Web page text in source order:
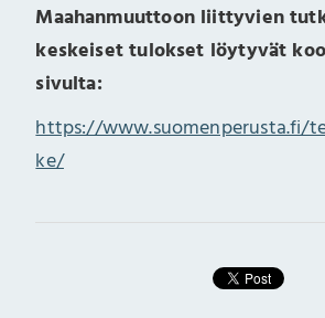
Maahanmuuttoon liittyvien
keskeiset tulokset löytyvät
sivulta:
https://www.suomenperusta.fi/
ke/